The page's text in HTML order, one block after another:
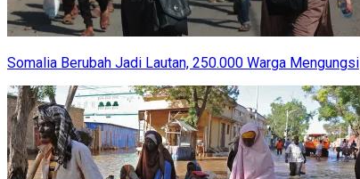
Somalia Berubah Jadi Lautan, 250.000 Warga Mengungsi